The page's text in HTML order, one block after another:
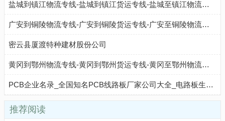
盐城到镇江物流专线-盐城到镇江货运专线-盐城至镇江物流公司-就发物流网
广安到铜陵物流专线-广安到铜陵货运专线-广安至铜陵物流公司-就发物流网
密云县厦渡特种建材股份公司
黄冈到鄂州物流专线-黄冈到鄂州货运专线-黄冈至鄂州物流公司-就发物流网
PCB企业名录_全国知名PCB线路板厂家公司大全_电路板生产企业汇总
推荐阅读